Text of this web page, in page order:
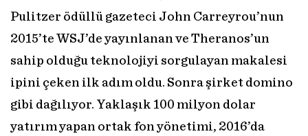
Pulitzer ödüllü gazeteci John Carreyrou’nun
2015’te WSJ’de yayınlanan ve Theranos’un
sahip olduğu teknolojiyi sorgulayan makalesi
ipini çeken ilk adım oldu. Sonra şirket domino
gibi dağılıyor. Yaklaşık 100 milyon dolar
yatırım yapan ortak fon yönetimi, 2016’da